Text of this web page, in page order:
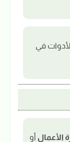
في
الأعمال أو